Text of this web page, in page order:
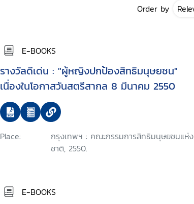
Order by
E-BOOKS
รางวัลดีเด่น : "ผู้หญิงปกป้องสิทธิมนุษยชน"
เนื่องในโอกาสวันสตรีสากล 8 มีนาคม 2550
Place:
กรุงเทพฯ : คณะกรรมการสิทธิมนุษยชนแห่ง
ชาติ, 2550.
E-BOOKS